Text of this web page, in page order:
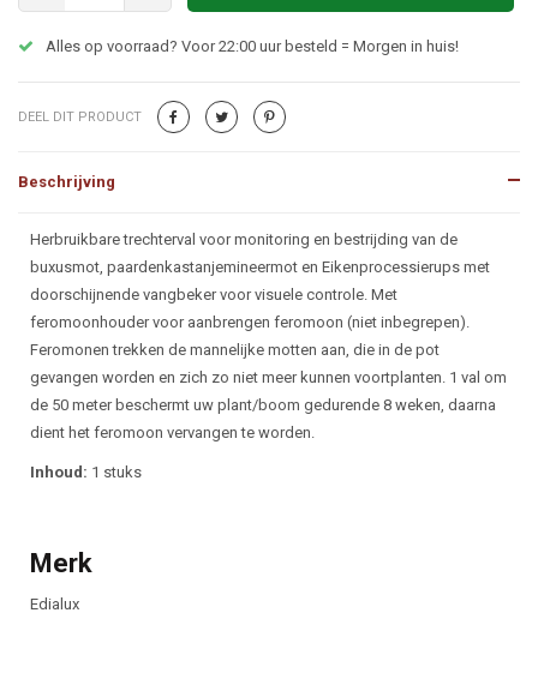
Alles op voorraad? Voor 22:00 uur besteld = Morgen in huis!
DEEL DIT PRODUCT
Beschrijving
Beschrijving
Herbruikbare trechterval voor monitoring en bestrijding van de
buxusmot, paardenkastanjemineermot en Eikenprocessierups met
doorschijnende vangbeker voorvisuele controle. Met
feromoonhouder voor aanbrengen feromoon (niet inbegrepen).
Feromonen trekken de mannelijke motten aan, die in de pot
gevangen worden en zich zo niet meer kunnen voortplanten. 1 val om
de 50 meter beschermt uw plant/boom gedurende 8 weken, daarna
dient het feromoon vervangen te worden.
Inhoud: 1 stuks
Merk
Edialux